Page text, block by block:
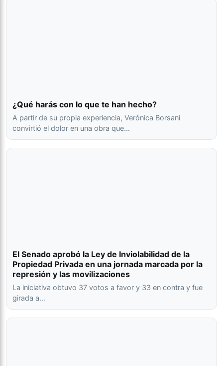
¿Qué harás con lo que te han hecho?
A partir de su propia experiencia, Verónica Borsani
convirtió el dolor en una obra que…
El Senado aprobó la Ley de Inviolabilidad de la
Propiedad Privada en una jornada marcada por la
represión y las movilizaciones
La iniciativa obtuvo 37 votos a favor y 33 en contra y fue
girada a…